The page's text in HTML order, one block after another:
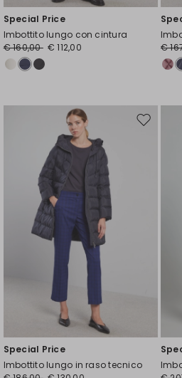
Special Price
Imbottito lungo con cintura
€ 160,00 € 112,00
€
Sposta
Special Price
Imbottito lungo in raso tecnico